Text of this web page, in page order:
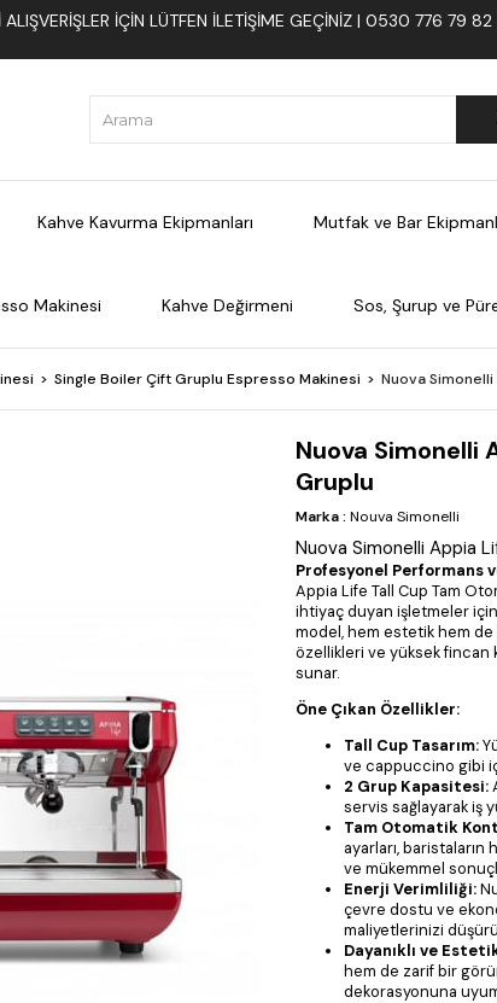
İÇIN LÜTFEN ILETIŞIME GEÇINIZ | 0530 776 79
Kahve Kavurma Ekipmanları Mutfak ve Bar
Makinesi Kahve Değirmeni Sos, Şurup ve
Single Boiler Çift Gruplu Espresso Makinesi Nuova
Nuova Simonelli
Gruplu
Marka: Nouva Simonelli
Nuova Simonelli Appia
Profesyonel Performans
Appia Life Tall Cup Tam
ihtiyaç duyan işletmeler
model, hem estetik hem de
özellikleri ve yüksek fincan
sunar.
Öne Çıkan Özellikler:
Tall Cup Tasarım:
ve cappuccino gibi
2 Grup Kapasitesi:
servis sağlayarak iş
Tam Otomatik
ayarları, baristaların
ve mükemmel
Enerji Verimliliği:
çevre dostu ve
maliyetlerinizi
Dayanıklı ve
hem de zarif bir
dekorasyonuna